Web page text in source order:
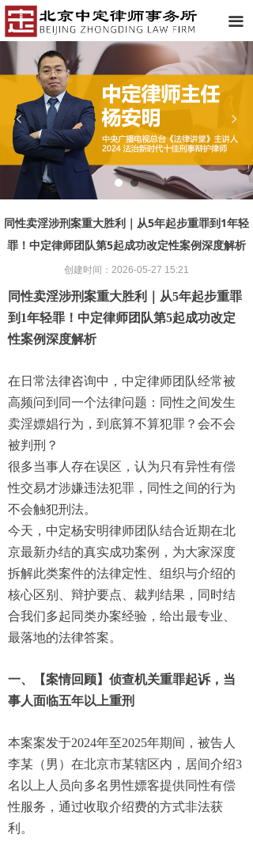
넳 넲
끀
首页
中定简介
律师团队
成功案例
服务范围
中定动态
联系我们
同性卖淫涉刑案重大胜利｜从5年起步重罪到1年轻
罪！中定律师团队第5起成功改定性案例深度解析
同性卖淫涉刑案重大胜利
｜从5年起步重罪
到 1年轻罪！ 中定律师团队第5起成功改定
性案例深度解析
在日常法律咨询中， 中定律师团队经常被
高频问到同一个法律问题：同性之间发生
卖淫嫖娼行为，到底算不算犯罪？会不会
被判刑？
很多当事人存在误区，认为只有异性有偿
性交易才涉嫌违法犯罪，同性之间的行为
不会触犯刑法。
今天， 中定杨安明律师团队结合近期在北
京最新办结的真实成功案例，为大家深度
拆解此类案件的法律定性、 组织与介绍的
核心区别、辩护要点、裁判结果，同时结
合我们多起同类办案经验，给出最专业、
最落地的法律答案。
一、 【案情回顾】侦查机关重罪起诉，当
事人面临五年以上重刑
本案案发于2024年至2025年期间，被告人
李某（男）在北京市某辖区内，居间介绍3
名以上人员向多名男性嫖客提供同性有偿
性服务，通过收取介绍费的方式非法获
利。
创建时间： 2026-05-27 15:21